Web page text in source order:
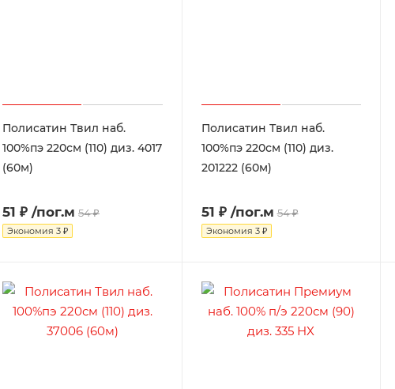
Полисатин Твил наб.
100%пэ 220см (110) диз. 4017
(60м)
51 ₽ /пог.м 54 ₽
Экономия 3 ₽
Полисатин Твил наб.
100%пэ 220см (110) диз.
201222 (60м)
51 ₽ /пог.м 54 ₽
Экономия 3 ₽